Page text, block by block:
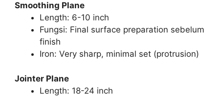
Smoothing Plane
Length: 6-10 inch
Fungsi: Final surface preparation sebelum
finish
Iron: Very sharp, minimal set (protrusion)
Jointer Plane
Length: 18-24 inch